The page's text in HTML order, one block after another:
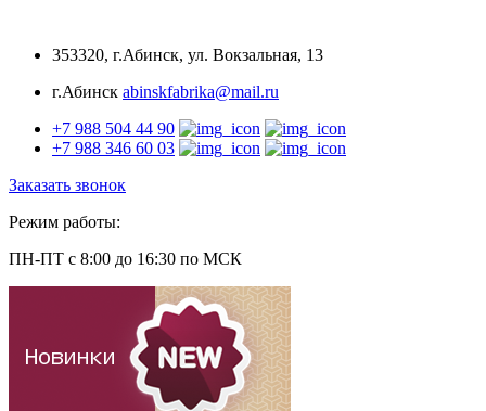
353320, г.Абинск, ул. Вокзальная, 13
г.Абинск abinskfabrika@mail.ru
+7 988 504 44 90
+7 988 346 60 03
Заказать звонок
Режим работы:
ПН-ПТ с 8:00 до 16:30 по МСК